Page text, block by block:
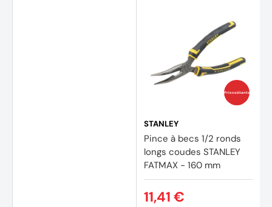
Prix coûtants
STANLEY
Pince à becs 1/2 ronds
longs coudes STANLEY
FATMAX - 160 mm
11,41 €